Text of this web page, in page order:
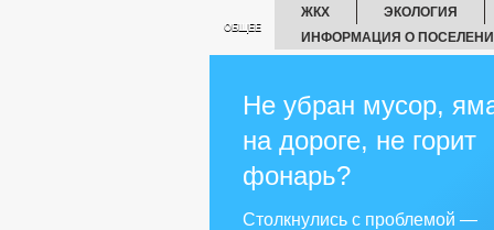
ОБЩЕЕ
ЖКХ ЭКОЛОГИЯ
ИНФОРМАЦИЯ О
ПРАВИЛА
ПРЕДПРИНИМАТЕЛЬСТВО
ЗАКУПКА ТОВАРОВ, РАБОТ И УСЛУГ
ФИНАНСОВО-ЭКОНОМИЧЕСКОЕ
СТАТИСТИЧЕСКИЕ ДАННЫЕ
Не убран мусор,
на дороге, не горит
фонарь?
Столкнулись с проблемой —